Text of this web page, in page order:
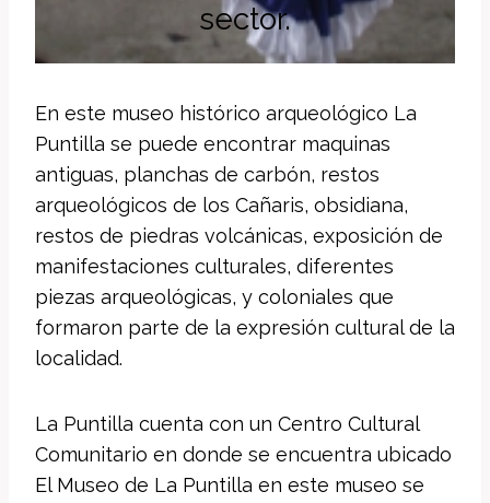
sector.
En este museo histórico arqueológico La
Puntilla se puede encontrar maquinas
antiguas, planchas de carbón, restos
arqueológicos de los Cañaris, obsidiana,
restos de piedras volcánicas, exposición de
manifestaciones culturales, diferentes
piezas arqueológicas, y coloniales que
formaron parte de la expresión cultural de la
localidad.
La Puntilla cuenta con un Centro Cultural
Comunitario en donde se encuentra ubicado
El Museo de La Puntilla en este museo se